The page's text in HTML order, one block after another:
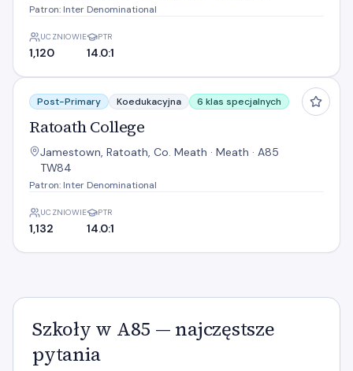
Patron: Inter Denominational
UCZNIOWIE
1,120
PTR
14.0:1
Ratoath College
Post-Primary Koedukacyjna 6 klas specjalnych
Ratoath College
Jamestown, Ratoath, Co. Meath · Meath · A85
TW84
Patron: Inter Denominational
UCZNIOWIE
1,132
PTR
14.0:1
Szkoły w A85 — najczęstsze
pytania